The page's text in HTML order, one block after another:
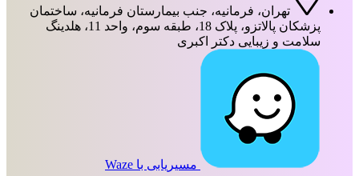
تهران، فرمانیه، جنب بیمارستان فرمانیه، ساختمان
پزشکان پالاتزو، پلاک 18، طبقه سوم، واحد 11، هلدینگ
سلامت و زیبایی دکتر اکبری
مسیریابی با Waze